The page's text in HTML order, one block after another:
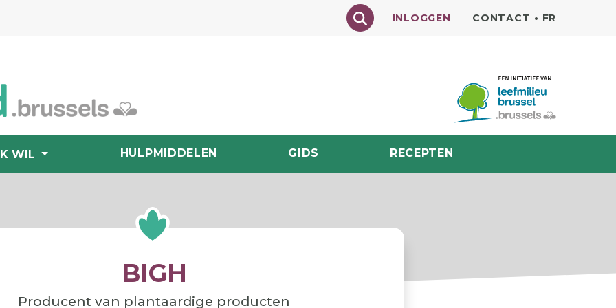
Texte à rechercher
INLOGGEN CONTACT • FR
IK WIL HULPMIDDELEN GIDS RECEPTEN
BIGH
Producent van plantaardige producten